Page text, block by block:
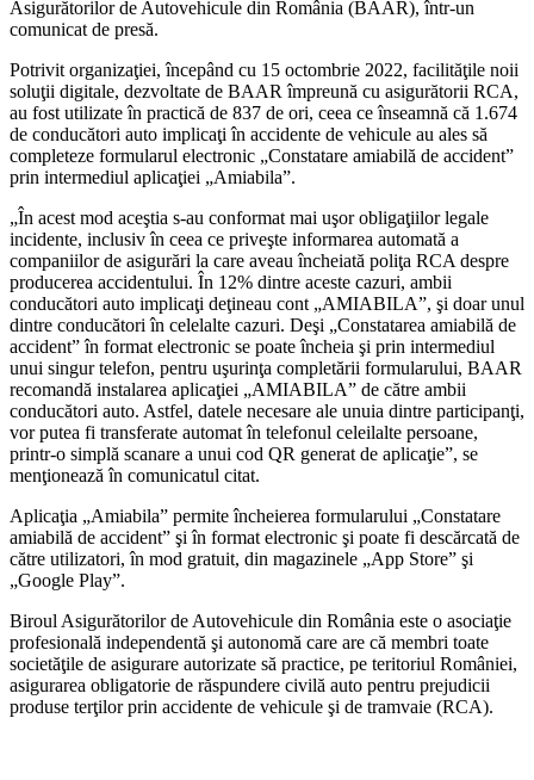
Asigurătorilor de Autovehicule din România (BAAR), într-un
comunicat de presă.
Potrivit organizaţiei, începând cu 15 octombrie 2022, facilităţile noii
soluţii digitale, dezvoltate de BAAR împreună cu asigurătorii RCA,
au fost utilizate în practică de 837 de ori, ceea ce înseamnă că 1.674
de conducători auto implicaţi în accidente de vehicule au ales să
completeze formularul electronic „Constatare amiabilă de accident”
prin intermediul aplicaţiei „Amiabila”.
„În acest mod aceştia s-au conformat mai uşor obligaţiilor legale
incidente, inclusiv în ceea ce priveşte informarea automată a
companiilor de asigurări la care aveau încheiată poliţa RCA despre
producerea accidentului. În 12% dintre aceste cazuri, ambii
conducători auto implicaţi deţineau cont „AMIABILA”, şi doar unul
dintre conducători în celelalte cazuri. Deşi „Constatarea amiabilă de
accident” în format electronic se poate încheia şi prin intermediul
unui singur telefon, pentru uşurinţa completării formularului, BAAR
recomandă instalarea aplicaţiei „AMIABILA” de către ambii
conducători auto. Astfel, datele necesare ale unuia dintre participanţi,
vor putea fi transferate automat în telefonul celeilalte persoane,
printr-o simplă scanare a unui cod QR generat de aplicaţie”, se
menţionează în comunicatul citat.
Aplicaţia „Amiabila” permite încheierea formularului „Constatare
amiabilă de accident” şi în format electronic şi poate fi descărcată de
către utilizatori, în mod gratuit, din magazinele „App Store” şi
„Google Play”.
Biroul Asigurătorilor de Autovehicule din România este o asociaţie
profesională independentă şi autonomă care are că membri toate
societăţile de asigurare autorizate să practice, pe teritoriul României,
asigurarea obligatorie de răspundere civilă auto pentru prejudicii
produse terţilor prin accidente de vehicule şi de tramvaie (RCA).